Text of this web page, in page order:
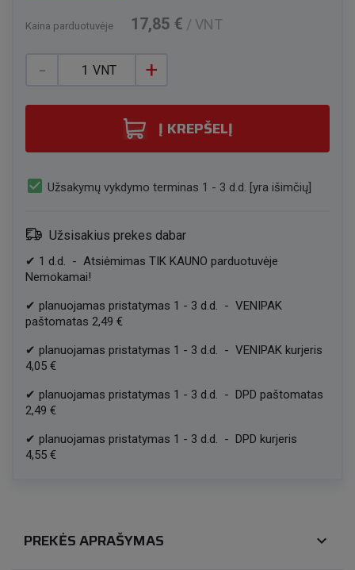
Kaina parduotuvėje 17,85 € / VNT
- +
VNT
Į KREPŠELĮ
check_box Užsakymų vykdymo terminas 1 - 3 d.d. [yra išimčių]
Užsisakius prekes dabar
✔ 1 d.d. - Atsiėmimas TIK KAUNO parduotuvėje
Nemokamai!
✔ planuojamas pristatymas 1 - 3 d.d. - VENIPAK
paštomatas 2,49 €
✔ planuojamas pristatymas 1 - 3 d.d. - VENIPAK kurjeris
4,05 €
✔ planuojamas pristatymas 1 - 3 d.d. - DPD paštomatas
2,49 €
✔ planuojamas pristatymas 1 - 3 d.d. - DPD kurjeris
4,55 €
PREKĖS APRAŠYMAS expand_more